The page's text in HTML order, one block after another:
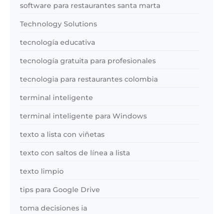
software para restaurantes santa marta
Technology Solutions
tecnología educativa
tecnología gratuita para profesionales
tecnologia para restaurantes colombia
terminal inteligente
terminal inteligente para Windows
texto a lista con viñetas
texto con saltos de línea a lista
texto limpio
tips para Google Drive
toma decisiones ia